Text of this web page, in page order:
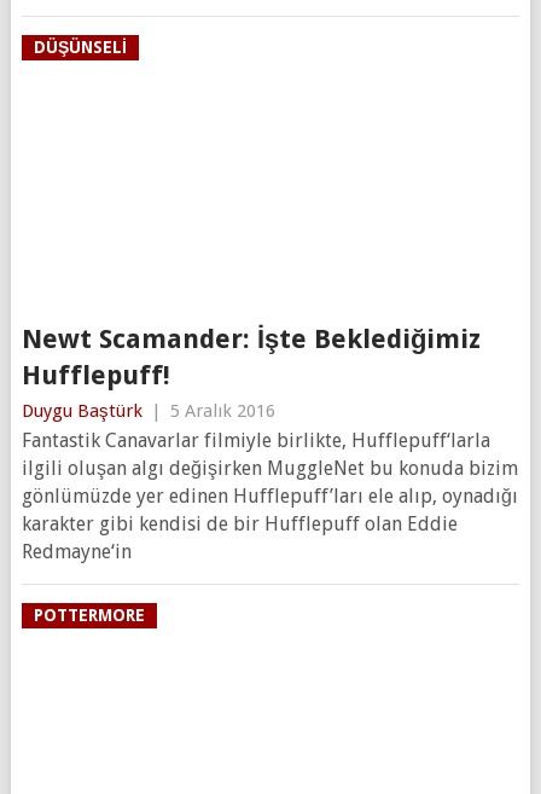
DÜŞÜNSELI
Newt Scamander: İşte Beklediğimiz
Hufflepuff!
Duygu Baştürk | 5 Aralık 2016
Fantastik Canavarlar filmiyle birlikte, Hufflepuff‘larla
ilgili oluşan algı değişirken MuggleNet bu konuda bizim
gönlümüzde yer edinen Hufflepuff’ları ele alıp, oynadığı
karakter gibi kendisi de bir Hufflepuff olan Eddie
Redmayne‘in
POTTERMORE